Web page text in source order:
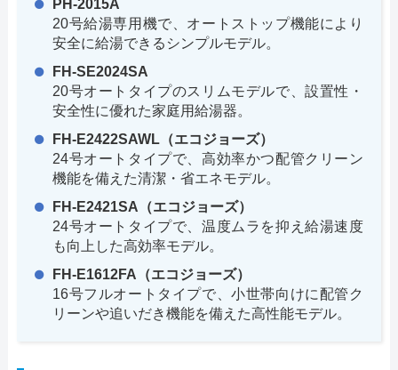
PH-2015A
20号給湯専用機で、オートストップ機能により
安全に給湯できるシンプルモデル。
FH-SE2024SA
20号オートタイプのスリムモデルで、設置性・
安全性に優れた家庭用給湯器。
FH-E2422SAWL（エコジョーズ）
24号オートタイプで、高効率かつ配管クリーン
機能を備えた清潔・省エネモデル。
FH-E2421SA（エコジョーズ）
24号オートタイプで、温度ムラを抑え給湯速度
も向上した高効率モデル。
FH-E1612FA（エコジョーズ）
16号フルオートタイプで、小世帯向けに配管ク
リーンや追いだき機能を備えた高性能モデル。